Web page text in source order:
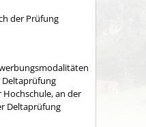
der Prüfung
Deltaprüfung
an der
Deltaprüfung